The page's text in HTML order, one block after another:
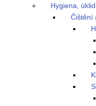
Hygiena,
Čištění